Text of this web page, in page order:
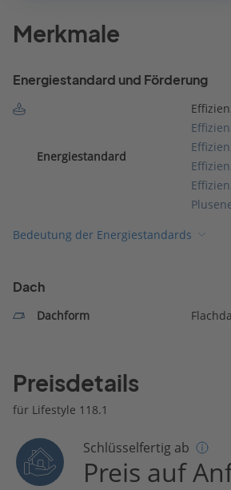
Merkmale
Energiestandard und Förderung
Energiestandard
Bedeutung der Energiestandards
Dach
Dachform
Preisdetails
für Lifestyle 118.1
Schlüsselfertig ab
Preis auf